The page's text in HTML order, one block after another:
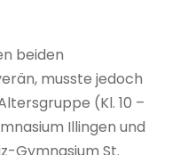
beiden
musste jedoch
(Kl. 10 –
Illingen und